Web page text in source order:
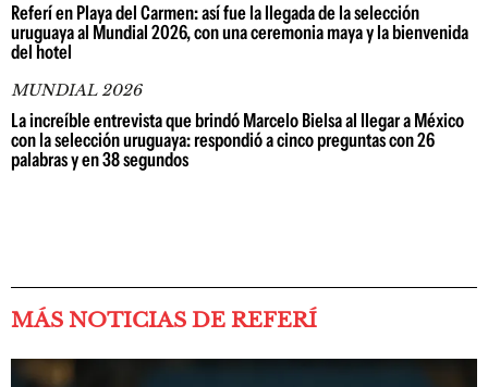
Referí en Playa del Carmen: así fue la llegada de la selección
uruguaya al Mundial 2026, con una ceremonia maya y la bienvenida
del hotel
MUNDIAL 2026
La increíble entrevista que brindó Marcelo Bielsa al llegar a México
con la selección uruguaya: respondió a cinco preguntas con 26
palabras y en 38 segundos
MÁS NOTICIAS DE REFERÍ